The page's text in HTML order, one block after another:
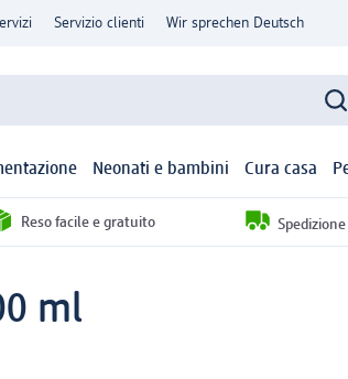
Servizio clienti Wir sprechen Deutsch
Neonati e bambini Cura casa
Reso facile e gratuito
ml